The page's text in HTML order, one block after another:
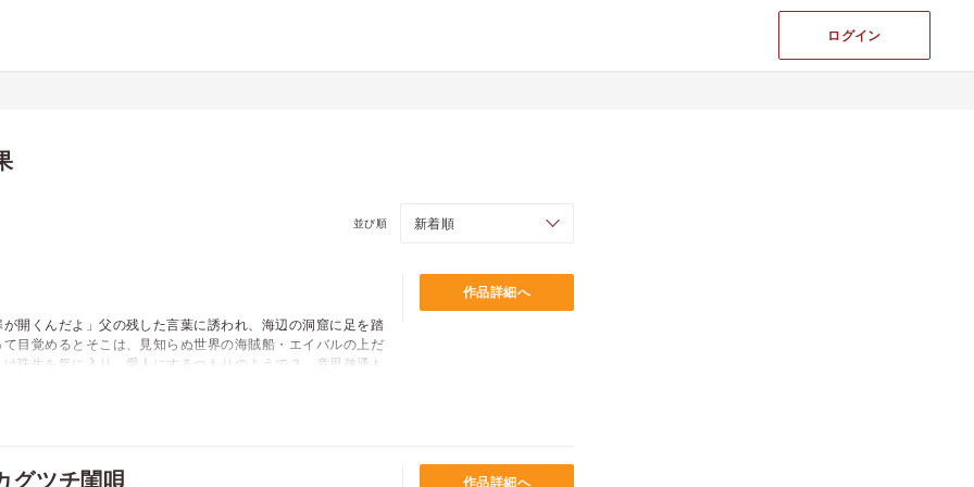
ログイン
並び順
開くんだよ」父の残した言葉に誘われ、海辺の洞窟に足を踏
目覚めるとそこは、見知らぬ世界の海賊船・エイバルの上だ
珠生を気に入り、愛人にするつもりのようで？ 意思疎通も
作品詳細へ
グツチ閨唄 作品詳細へ